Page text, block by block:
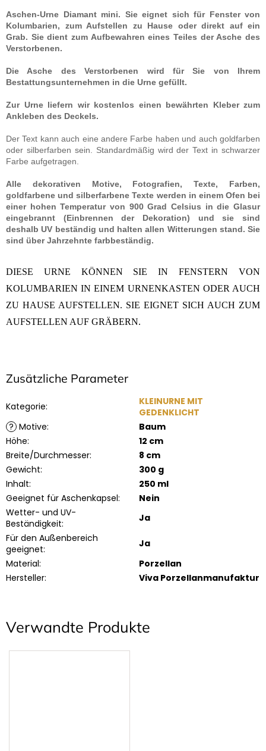
Verwandte Produkte
Aschen-Urne Diamant mini. Sie eignet sich für Fenster von
Kolumbarien, zum Aufstellen zu Hause oder direkt auf ein
Grab. Sie dient zum Aufbewahren eines Teiles der Asche des
Verstorbenen.
Die Asche des Verstorbenen wird für Sie von Ihrem
Bestattungsunternehmen in die Urne gefüllt.
Zur Urne liefern wir kostenlos einen bewährten Kleber zum
Ankleben des Deckels.
Der Text kann auch eine andere Farbe haben und auch goldfarben
oder silberfarben sein. Standardmäßig wird der Text in schwarzer
Farbe aufgetragen.
Alle dekorativen Motive, Fotografien, Texte, Farben,
goldfarbene und silberfarbene Texte werden in einem Ofen bei
einer hohen Temperatur von 900 Grad Celsius in die Glasur
eingebrannt (Einbrennen der Dekoration) und sie sind
deshalb UV beständig und halten allen Witterungen stand. Sie
sind über Jahrzehnte farbbeständig.
DIESE URNE KÖNNEN SIE IN FENSTERN VON
KOLUMBARIEN IN EINEM URNENKASTEN ODER AUCH
ZU HAUSE AUFSTELLEN. SIE EIGNET SICH AUCH ZUM
AUFSTELLEN AUF GRÄBERN.
Zusätzliche Parameter
Kategorie:
KLEINURNE MIT
GEDENKLICHT
? Motive:
Baum
Höhe:
12 cm
Breite/Durchmesser:
8 cm
Gewicht:
300 g
Inhalt:
250 ml
Geeignet für Aschenkapsel:
Nein
Wetter- und UV-
Beständigkeit:
Ja
Für den Außenbereich
geeignet:
Ja
Material:
Porzellan
Hersteller: Viva Porzellanmanufaktur